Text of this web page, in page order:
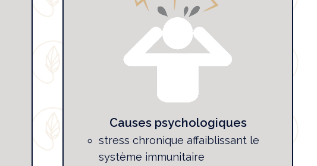
Causes psychologiques
stress chronique affaiblissant le
système immunitaire